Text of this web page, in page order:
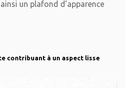
un plafond d’apparence
contribuant à un aspect lisse